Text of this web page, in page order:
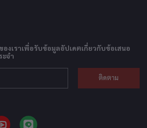
งเราเพื่อรับข้อมูลอัปเดตเกี่ยวกับข้อเสนอ
จำ
ติดตาม